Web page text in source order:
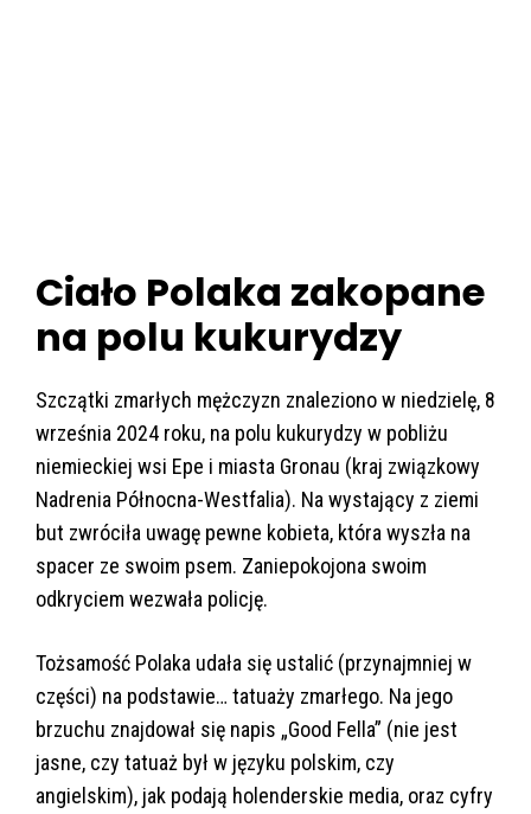
Ciało Polaka zakopane
na polu kukurydzy
Szczątki zmarłych mężczyzn znaleziono w niedzielę, 8
września 2024 roku, na polu kukurydzy w pobliżu
niemieckiej wsi Epe i miasta Gronau (kraj związkowy
Nadrenia Północna-Westfalia). Na wystający z ziemi
but zwróciła uwagę pewne kobieta, która wyszła na
spacer ze swoim psem. Zaniepokojona swoim
odkryciem wezwała policję.
Tożsamość Polaka udała się ustalić (przynajmniej w
części) na podstawie… tatuaży zmarłego. Na jego
brzuchu znajdował się napis „Good Fella” (nie jest
jasne, czy tatuaż był w języku polskim, czy
angielskim), jak podają holenderskie media, oraz cyfry